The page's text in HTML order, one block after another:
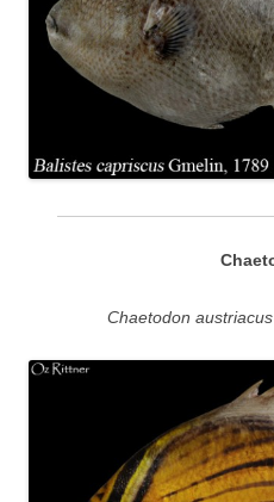
Chaetodon austriacus